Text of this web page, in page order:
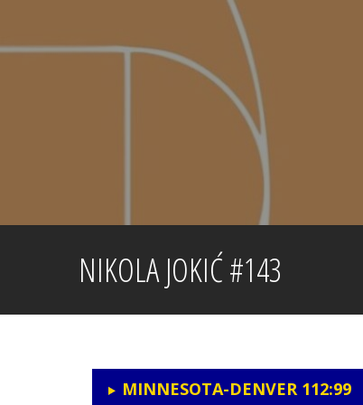
content
NIKOLA JOKIĆ #143
MINNESOTA-DENVER 112:99